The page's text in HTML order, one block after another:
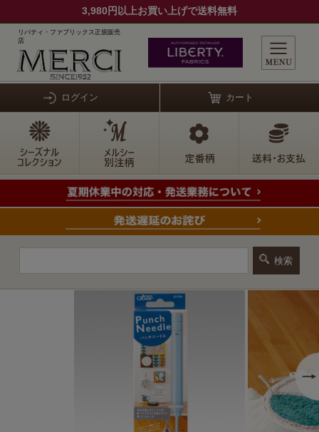
3,980円以上お買い上げで送料無料
リバティ・ファブリックス正規販売
店
ログイン カート